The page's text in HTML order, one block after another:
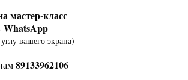
класс
вашего экрана)
89133962106